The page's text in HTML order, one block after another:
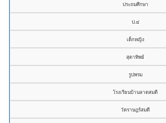
ประถมศึกษา
ป.๔
เด็กหญิง
สุดาทิพย์
รูปพรม
โรงเรียนบ้านลาดสมดี
วัดราษฎร์สมดี